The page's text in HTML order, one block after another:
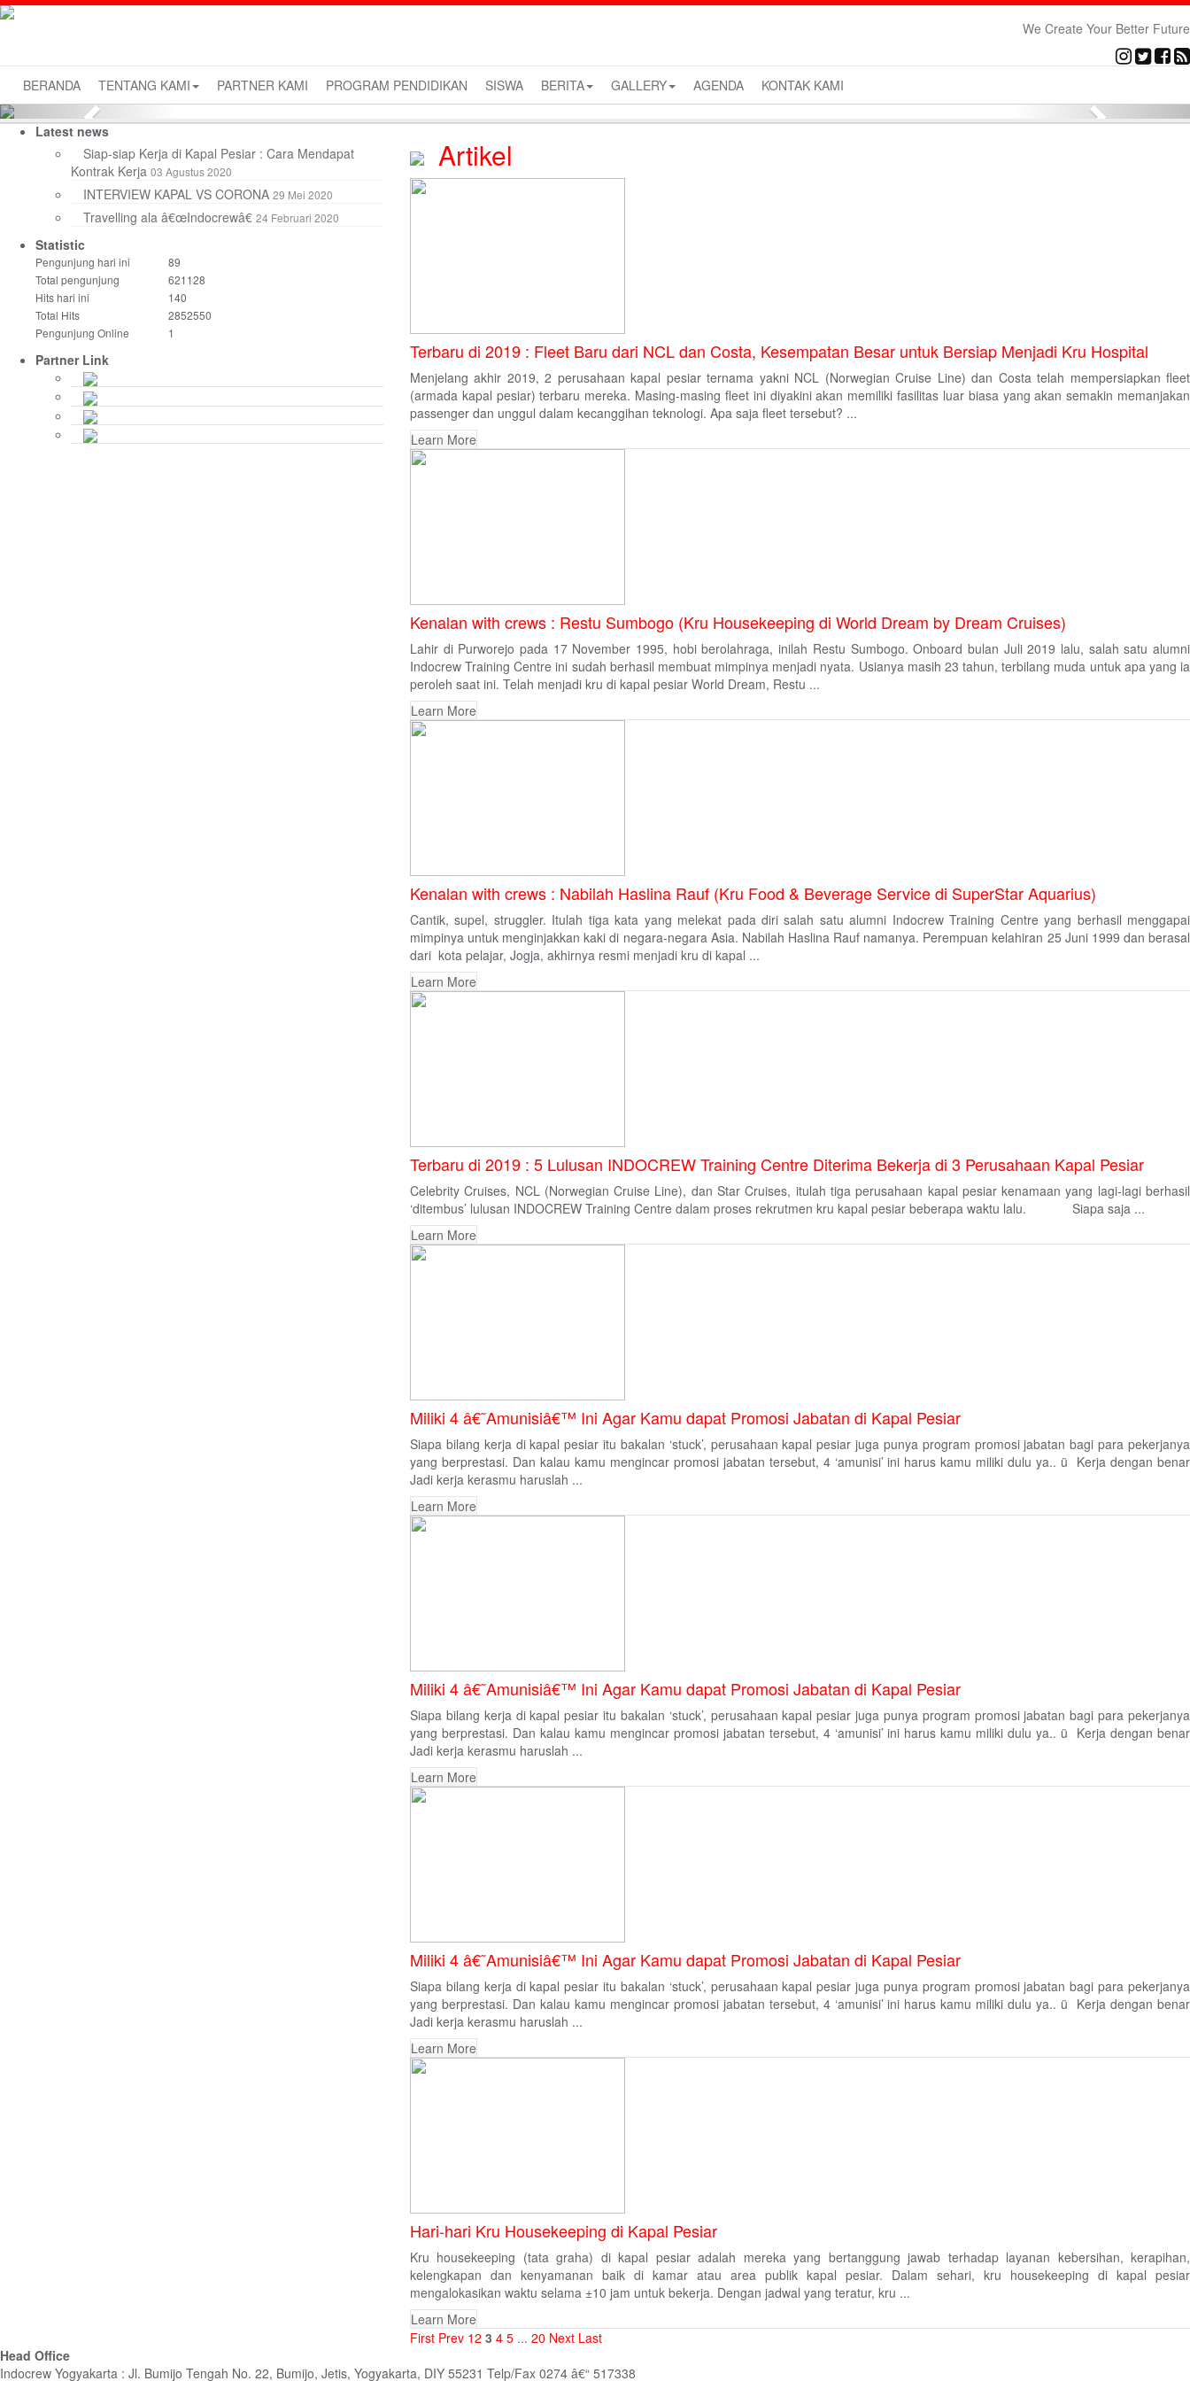
We Create Your Better Future
BERANDA TENTANG KAMI PARTNER KAMI PROGRAM PENDIDIKAN SISWA BERITA GALLERY AGENDA KONTAK KAMI
Previous Next
Latest news
Siap-siap Kerja di Kapal Pesiar : Cara Mendapat
Kontrak Kerja 03 Agustus 2020
INTERVIEW KAPAL VS CORONA 29 Mei 2020
Travelling ala â€œIndocrewâ€ 24 Februari 2020
Statistic
Pengunjung hari ini
89
Total pengunjung
621128
Hits hari ini
140
Total Hits
2852550
Pengunjung Online
1
Partner Link
Artikel
Terbaru di 2019 : Fleet Baru dari NCL dan Costa, Kesempatan Besar untuk Bersiap Menjadi Kru Hospital
Menjelang akhir 2019, 2 perusahaan kapal pesiar ternama yakni NCL (Norwegian Cruise Line) dan Costa telah mempersiapkan fleet
(armada kapal pesiar) terbaru mereka. Masing-masing fleet ini diyakini akan memiliki fasilitas luar biasa yang akan semakin memanjakan
passenger dan unggul dalam kecanggihan teknologi. Apa saja fleet tersebut? ...
Learn More
Kenalan with crews : Restu Sumbogo (Kru Housekeeping di World Dream by Dream Cruises)
Lahir di Purworejo pada 17 November 1995, hobi berolahraga, inilah Restu Sumbogo. Onboard bulan Juli 2019 lalu, salah satu alumni
Indocrew Training Centre ini sudah berhasil membuat mimpinya menjadi nyata. Usianya masih 23 tahun, terbilang muda untuk apa yang ia
peroleh saat ini. Telah menjadi kru di kapal pesiar World Dream, Restu ...
Learn More
Kenalan with crews : Nabilah Haslina Rauf (Kru Food & Beverage Service di SuperStar Aquarius)
Cantik, supel, struggler. Itulah tiga kata yang melekat pada diri salah satu alumni Indocrew Training Centre yang berhasil menggapai
mimpinya untuk menginjakkan kaki di negara-negara Asia. Nabilah Haslina Rauf namanya. Perempuan kelahiran 25 Juni 1999 dan berasal
dari kota pelajar, Jogja, akhirnya resmi menjadi kru di kapal ...
Learn More
Terbaru di 2019 : 5 Lulusan INDOCREW Training Centre Diterima Bekerja di 3 Perusahaan Kapal Pesiar
Celebrity Cruises, NCL (Norwegian Cruise Line), dan Star Cruises, itulah tiga perusahaan kapal pesiar kenamaan yang lagi-lagi berhasil
‘ditembus’ lulusan INDOCREW Training Centre dalam proses rekrutmen kru kapal pesiar beberapa waktu lalu. Siapa saja ...
Learn More
Miliki 4 â€˜Amunisiâ€™ Ini Agar Kamu dapat Promosi Jabatan di Kapal Pesiar
Siapa bilang kerja di kapal pesiar itu bakalan ‘stuck’, perusahaan kapal pesiar juga punya program promosi jabatan bagi para pekerjanya
yang berprestasi. Dan kalau kamu mengincar promosi jabatan tersebut, 4 ‘amunisi’ ini harus kamu miliki dulu ya.. ü Kerja dengan benar
Jadi kerja kerasmu haruslah ...
Learn More
Miliki 4 â€˜Amunisiâ€™ Ini Agar Kamu dapat Promosi Jabatan di Kapal Pesiar
Siapa bilang kerja di kapal pesiar itu bakalan ‘stuck’, perusahaan kapal pesiar juga punya program promosi jabatan bagi para pekerjanya
yang berprestasi. Dan kalau kamu mengincar promosi jabatan tersebut, 4 ‘amunisi’ ini harus kamu miliki dulu ya.. ü Kerja dengan benar
Jadi kerja kerasmu haruslah ...
Learn More
Miliki 4 â€˜Amunisiâ€™ Ini Agar Kamu dapat Promosi Jabatan di Kapal Pesiar
Siapa bilang kerja di kapal pesiar itu bakalan ‘stuck’, perusahaan kapal pesiar juga punya program promosi jabatan bagi para pekerjanya
yang berprestasi. Dan kalau kamu mengincar promosi jabatan tersebut, 4 ‘amunisi’ ini harus kamu miliki dulu ya.. ü Kerja dengan benar
Jadi kerja kerasmu haruslah ...
Learn More
Hari-hari Kru Housekeeping di Kapal Pesiar
Kru housekeeping (tata graha) di kapal pesiar adalah mereka yang bertanggung jawab terhadap layanan kebersihan, kerapihan,
kelengkapan dan kenyamanan baik di kamar atau area publik kapal pesiar. Dalam sehari, kru housekeeping di kapal pesiar
mengalokasikan waktu selama ±10 jam untuk bekerja. Dengan jadwal yang teratur, kru ...
Learn More
First Prev 12 3 4 5 ... 20 Next Last
Head Office
Indocrew Yogyakarta : Jl. Bumijo Tengah No. 22, Bumijo, Jetis, Yogyakarta, DIY 55231 Telp/Fax 0274 â€“ 517338